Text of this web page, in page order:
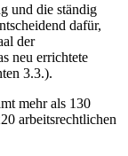
und die ständig
dafür,
der
neu errichtete
3.3.).
mehr als 130
arbeitsrechtlichen